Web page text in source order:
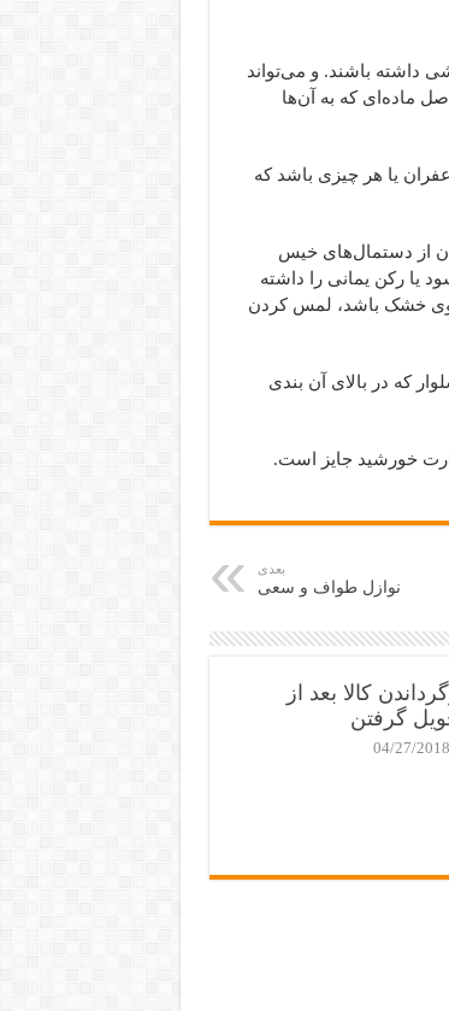
داشته باشند. و می‌‌تواند
ماده‌‌ای که به آن‌ها
یا هر چیزی باشد که
از دستمال‌های خیس
رکن یمانی را داشته
وی خشک باشد، لمس کردن
که در بالای آن بندی
خورشید جایز است.
بعدی
نوازل طواف و سعی
کالا بعد از
گرفتن
04/27/2018